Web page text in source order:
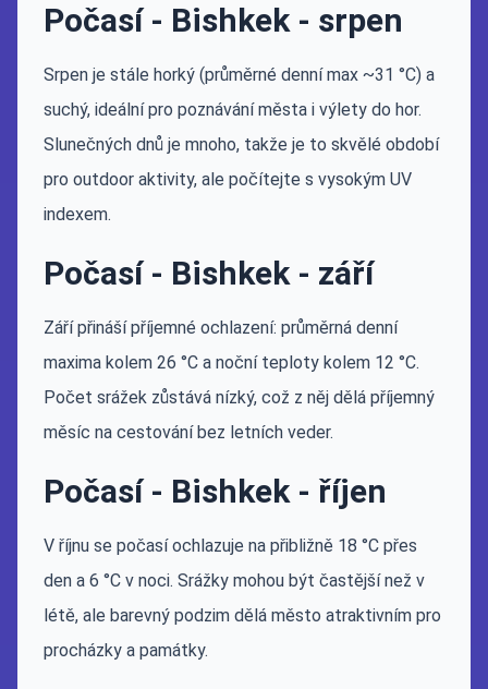
Počasí - Bishkek - srpen
Srpen je stále horký (průměrné denní max ~31 °C) a
suchý, ideální pro poznávání města i výlety do hor.
Slunečných dnů je mnoho, takže je to skvělé období
pro outdoor aktivity, ale počítejte s vysokým UV
indexem.
Počasí - Bishkek - září
Září přináší příjemné ochlazení: průměrná denní
maxima kolem 26 °C a noční teploty kolem 12 °C.
Počet srážek zůstává nízký, což z něj dělá příjemný
měsíc na cestování bez letních veder.
Počasí - Bishkek - říjen
V říjnu se počasí ochlazuje na přibližně 18 °C přes
den a 6 °C v noci. Srážky mohou být častější než v
létě, ale barevný podzim dělá město atraktivním pro
procházky a památky.